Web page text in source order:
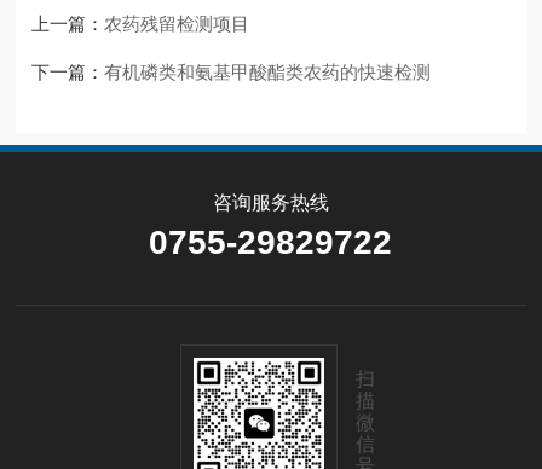
上一篇： 农药残留检测项目
下一篇：有机磷类和氨基甲酸酯类农药的快速检测
咨询服务热线
0755-29829722
扫
描
微
信